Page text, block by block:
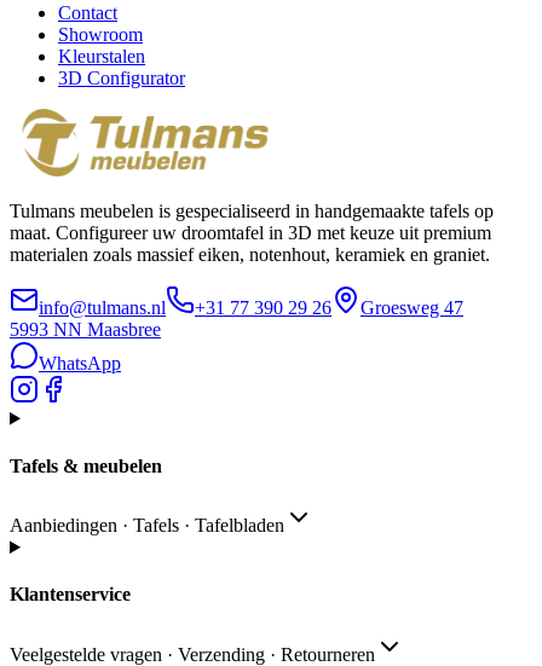
Contact
Showroom
Kleurstalen
3D Configurator
Tulmans meubelen is gespecialiseerd in handgemaakte tafels op
maat. Configureer uw droomtafel in 3D met keuze uit premium
materialen zoals massief eiken, notenhout, keramiek en graniet.
info@tulmans.nl +31 77 390 29 26
Groesweg 47
5993 NN Maasbree
WhatsApp
Tafels & meubelen
Aanbiedingen · Tafels · Tafelbladen
Klantenservice
Veelgestelde vragen · Verzending · Retourneren